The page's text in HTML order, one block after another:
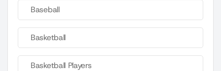
Baseball
Basketball
Basketball Players